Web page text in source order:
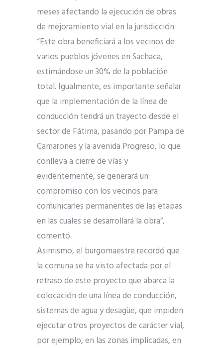
meses afectando la ejecución de obras
de mejoramiento vial en la jurisdicción.
“Este obra beneficiará a los vecinos de
varios pueblos jóvenes en Sachaca,
estimándose un 30% de la población
total. Igualmente, es importante señalar
que la implementación de la línea de
conducción tendrá un trayecto desde el
sector de Fátima, pasando por Pampa de
Camarones y la avenida Progreso, lo que
conlleva a cierre de vías y
evidentemente, se generará un
compromiso con los vecinos para
comunicarles permanentes de las etapas
en las cuales se desarrollará la obra”,
comentó.
Asimismo, el burgomaestre recordó que
la comuna se ha visto afectada por el
retraso de este proyecto que abarca la
colocación de una línea de conducción,
sistemas de agua y desagüe, que impiden
ejecutar otros proyectos de carácter vial,
por ejemplo, en las zonas implicadas, en